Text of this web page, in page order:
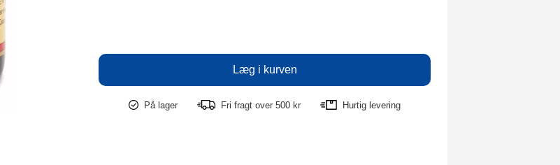
På lager Fri fragt over 500 kr Hurtig levering